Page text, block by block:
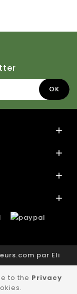




par Eli
to the Privacy